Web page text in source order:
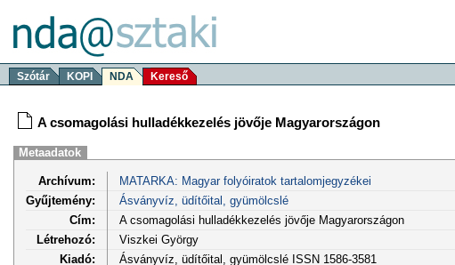
Szótár KOPI NDA Kereső
A csomagolási hulladékkezelés jövője Magyarországon
Metaadatok
Archívum:
MATARKA: Magyar folyóiratok tartalomjegyzékei
Gyűjtemény:
Ásványvíz, üdítőital, gyümölcslé
Cím:
A csomagolási hulladékkezelés jövője Magyarországon
Létrehozó:
Viszkei György
Kiadó:
Ásványvíz, üdítőital, gyümölcslé ISSN 1586-3581